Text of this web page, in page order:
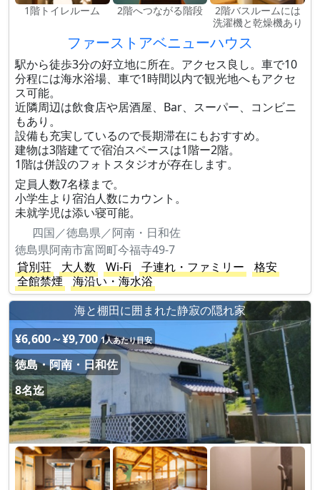
1階トイレルーム 2階へつながる階段
2階バスルームには
洗濯機と乾燥機あり
ファーストアベニューハウス
駅から徒歩3分の好立地に所在。アクセス良し。車で10
分程には海水浴場、車で1時間以内で観光地へもアクセ
ス可能。
近隣周辺は飲食店や居酒屋、Bar、スーパー、コンビニ
もあり。
設備も充実しているので長期滞在にもおすすめ。
建物は3階建てで宿泊スペースは1階ー2階。
1階は併設のフォトスタジオが存在します。
定員人数7名様まで。
小学生より宿泊人数にカウント。
未就学児は添い寝可能。
四国／徳島県／阿南・日和佐
徳島県阿南市富岡町今福寺49-7
貸別荘
大人数 Wi-Fi 子連れ・ファミリー
格安
全館禁煙
海沿い・海水浴
海と棚田に囲まれた静寂の隠れ家
¥6,600～¥9,700 1人あたり目安
徳島・阿南・日和佐
8名迄